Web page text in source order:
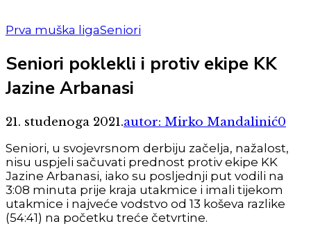
Prva muška ligaSeniori
Seniori poklekli i protiv ekipe KK
Jazine Arbanasi
21. studenoga 2021.autor: Mirko Mandalinić0
Seniori, u svojevrsnom derbiju začelja, nažalost,
nisu uspjeli sačuvati prednost protiv ekipe KK
Jazine Arbanasi, iako su posljednji put vodili na
3:08 minuta prije kraja utakmice i imali tijekom
utakmice i najveće vodstvo od 13 koševa razlike
(54:41) na početku treće četvrtine.